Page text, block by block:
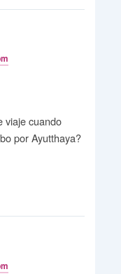
viaje cuando
por Ayutthaya?